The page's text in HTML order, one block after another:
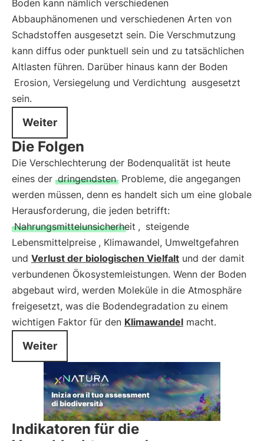
Boden kann nämlich verschiedenen
Abbauphänomenen und verschiedenen Arten von
Schadstoffen ausgesetzt sein. Die Verschmutzung
kann diffus oder punktuell sein und zu tatsächlichen
Altlasten führen. Darüber hinaus kann der Boden
Erosion, Versiegelung und Verdichtung ausgesetzt
sein.
Weiter
Die Folgen
Die Verschlechterung der Bodenqualität ist heute
eines der dringendsten Probleme, die angegangen
werden müssen, denn es handelt sich um eine globale
Herausforderung, die jeden betrifft:
Nahrungsmittelunsicherheit , steigende
Lebensmittelpreise , Klimawandel, Umweltgefahren
und Verlust der biologischen Vielfalt und der damit
verbundenen Ökosystemleistungen. Wenn der Boden
abgebaut wird, werden Moleküle in die Atmosphäre
freigesetzt, was die Bodendegradation zu einem
wichtigen Faktor für den Klimawandel macht.
Weiter
Indikatoren für die